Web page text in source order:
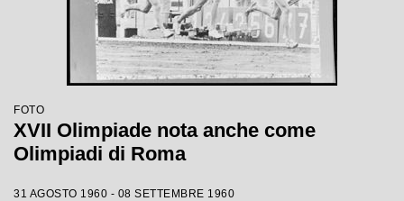
FOTO
XVII Olimpiade nota anche come
Olimpiadi di Roma
31 AGOSTO 1960 - 08 SETTEMBRE 1960